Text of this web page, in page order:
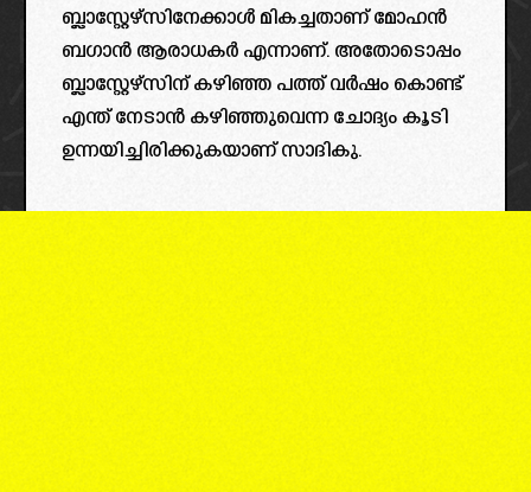
ബ്ലാസ്റ്റേഴ്‌സിനേക്കാൾ മികച്ചതാണ് മോഹൻ
ബഗാൻ ആരാധകർ എന്നാണ്. അതോടൊപ്പം
ബ്ലാസ്റ്റേഴ്‌സിന് കഴിഞ്ഞ പത്ത് വർഷം കൊണ്ട്
എന്ത് നേടാൻ കഴിഞ്ഞുവെന്ന ചോദ്യം കൂടി
ഉന്നയിച്ചിരിക്കുകയാണ് സാദികു.